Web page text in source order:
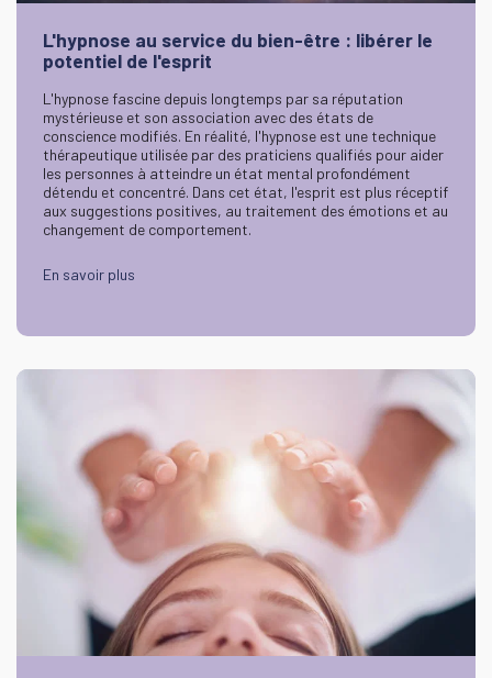
L'hypnose au service du bien-être : libérer le
potentiel de l'esprit
L'hypnose fascine depuis longtemps par sa réputation
mystérieuse et son association avec des états de
conscience modifiés. En réalité, l'hypnose est une technique
thérapeutique utilisée par des praticiens qualifiés pour aider
les personnes à atteindre un état mental profondément
détendu et concentré. Dans cet état, l'esprit est plus réceptif
aux suggestions positives, au traitement des émotions et au
changement de comportement.
En savoir plus